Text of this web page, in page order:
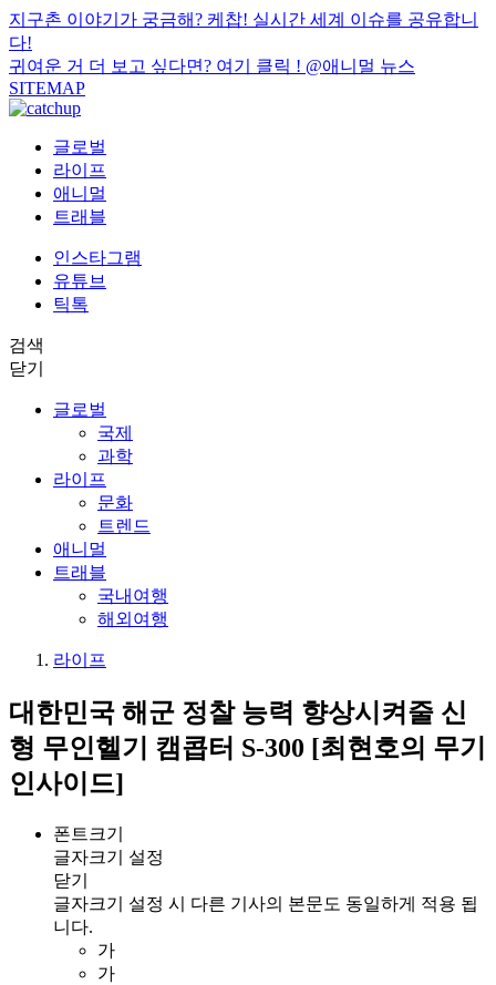
지구촌 이야기가 궁금해? 케찹! 실시간 세계 이슈를 공유합니
다!
귀여운 거 더 보고 싶다면? 여기 클릭 ! @애니멀 뉴스
SITEMAP
글로벌
라이프
애니멀
트래블
인스타그램
유튜브
틱톡
검색
닫기
글로벌
국제
과학
라이프
문화
트렌드
애니멀
트래블
국내여행
해외여행
라이프
대한민국 해군 정찰 능력 향상시켜줄 신
형 무인헬기 캠콥터 S-300 [최현호의 무기
인사이드]
폰트크기
글자크기 설정
닫기
글자크기 설정 시 다른 기사의 본문도 동일하게 적용 됩
니다.
가
가